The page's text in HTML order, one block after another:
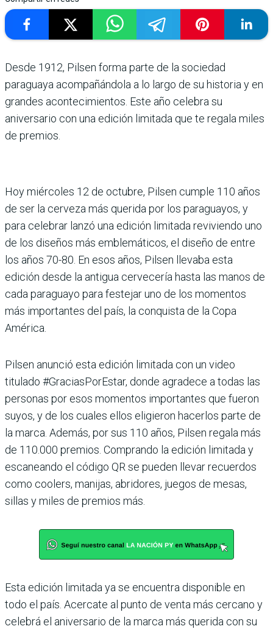
Desde 1912, Pilsen forma parte de la sociedad
paraguaya acompañándola a lo largo de su historia y en
grandes acontecimientos. Este año celebra su
aniversario con una edición limitada que te regala miles
de premios.
Hoy miércoles 12 de octubre, Pilsen cumple 110 años
de ser la cerveza más querida por los paraguayos, y
para celebrar lanzó una edición limitada reviviendo uno
de los diseños más emblemáticos, el diseño de entre
los años 70-80. En esos años, Pilsen llevaba esta
edición desde la antigua cervecería hasta las manos de
cada paraguayo para festejar uno de los momentos
más importantes del país, la conquista de la Copa
América.
Pilsen anunció esta edición limitada con un video
titulado #GraciasPorEstar, donde agradece a todas las
personas por esos momentos importantes que fueron
suyos, y de los cuales ellos eligieron hacerlos parte de
la marca. Además, por sus 110 años, Pilsen regala más
de 110.000 premios. Comprando la edición limitada y
escaneando el código QR se pueden llevar recuerdos
como coolers, manijas, abridores, juegos de mesas,
sillas y miles de premios más.
Esta edición limitada ya se encuentra disponible en
todo el país. Acercate al punto de venta más cercano y
celebrá el aniversario de la marca más querida con su